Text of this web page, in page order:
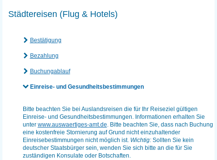
Städtereisen (Flug & Hotels)
Bestätigung
Bezahlung
Buchungablauf
Einreise- und Gesundheitsbestimmungen
Bitte beachten Sie bei Auslandsreisen die für Ihr Reiseziel gültigen
Einreise- und Gesundheitsbestimmungen. Informationen erhalten Sie
unter www.auswaertiges-amt.de. Bitte beachten Sie, dass nach Buchung
eine kostenfreie Stornierung auf Grund nicht einzuhaltender
Einreisebestimmungen nicht möglich ist. Wichtig:Sollten Sie kein
deutscher Staatsbürger sein, wenden Sie sich bitte an die für Sie
zuständigen Konsulate oder Botschaften.